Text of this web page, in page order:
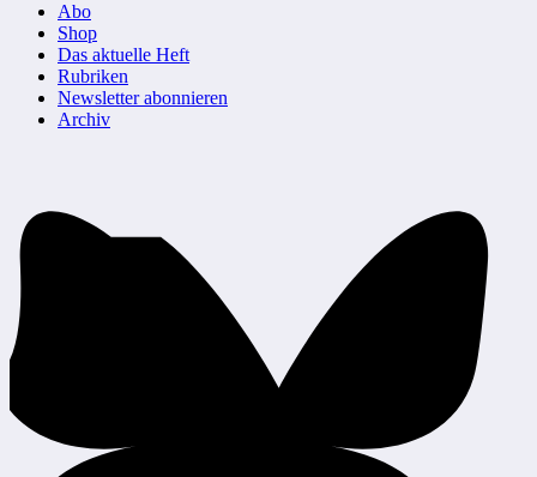
Abo
Shop
Das aktuelle Heft
Rubriken
Newsletter abonnieren
Archiv